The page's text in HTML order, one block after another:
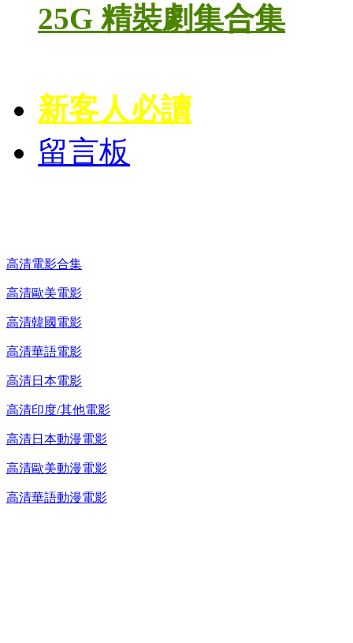
25G 精裝劇集合集
新客人必讀
留言板
高清電影合集
高清歐美電影
高清韓國電影
高清華語電影
高清日本電影
高清印度/其他電影
高清日本動漫電影
高清歐美動漫電影
高清華語動漫電影